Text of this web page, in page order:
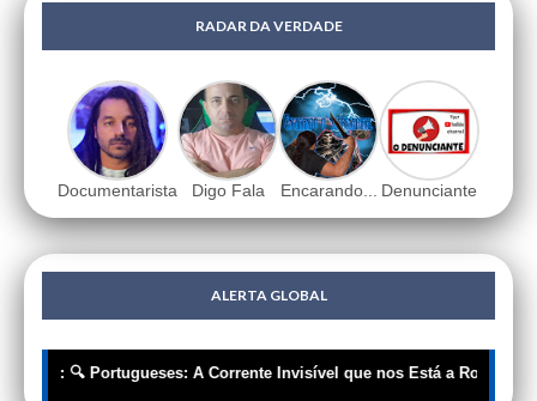
RADAR DA VERDADE
Documentarista Digo Fala Encarando... Denunciante
ALERTA GLOBAL
🔍 Portugueses: A Corrente Invisível que nos Está a Roupar a